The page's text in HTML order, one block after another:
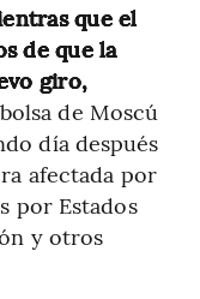
que el
de que la
giro,
de Moscú
día después
afectada por
por Estados
y otros